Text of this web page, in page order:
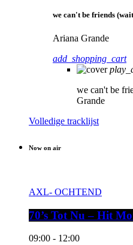
we can't be friends
Ariana Grande
add_shopping_cart
we can't be
Grande
Volledige tracklijst
Now on air
AXL- OCHTEND
70’s Tot Nu – Hit
09:00 - 12:00